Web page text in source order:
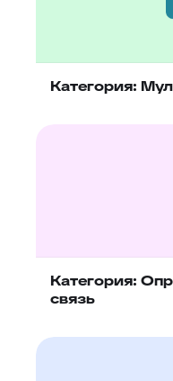
Категория:
Категория:
связь